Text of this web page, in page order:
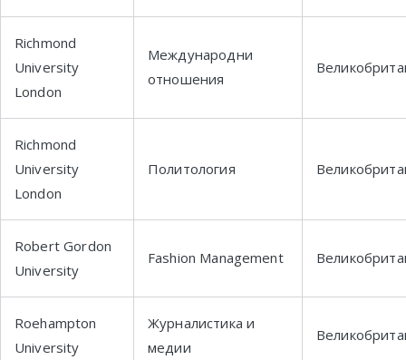
Richmond
University
London
Международни
отношения
Richmond
University
London
Политология
Robert Gordon
University
Fashion Management
Roehampton
University
Журналистика и
медии